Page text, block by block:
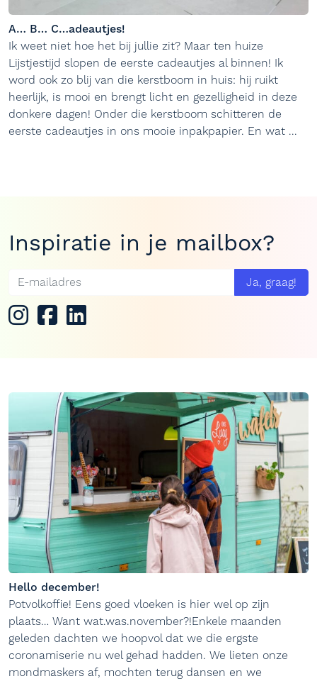
A… B… C…adeautjes!
Ik weet niet hoe het bij jullie zit? Maar ten huize
Lijstjestijd slopen de eerste cadeautjes al binnen! Ik
word ook zo blij van die kerstboom in huis: hij ruikt
heerlijk, is mooi en brengt licht en gezelligheid in deze
donkere dagen! Onder die kerstboom schitteren de
eerste cadeautjes in ons mooie inpakpapier. En wat ...
Inspiratie in je mailbox?
Ja, graag!
Hello december!
Potvolkoffie! Eens goed vloeken is hier wel op zijn
plaats… Want wat.was.november?!Enkele maanden
geleden dachten we hoopvol dat we die ergste
coronamiserie nu wel gehad hadden. We lieten onze
mondmaskers af, mochten terug dansen en we